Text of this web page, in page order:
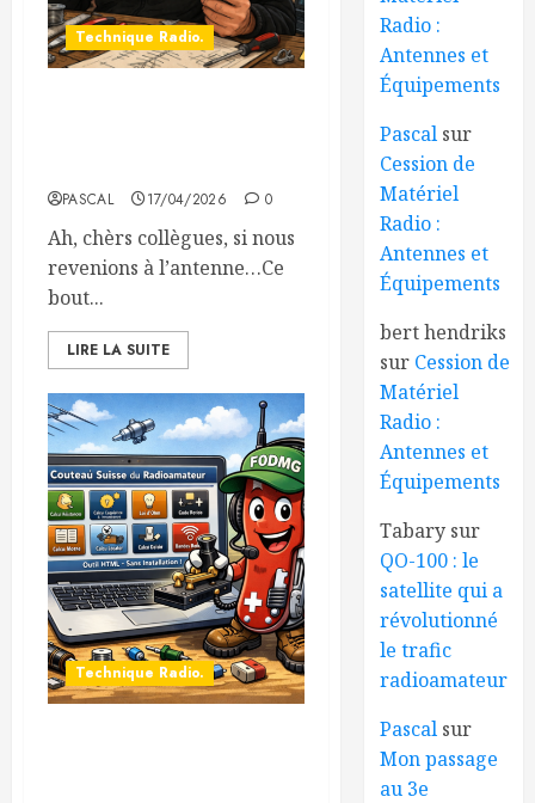
Technique Radio.
PASCAL 17/04/2026 0
Ah, chèrs collègues, si nous
revenions à l’antenne…Ce
bout...
LIRE LA SUITE
Technique Radio.
Radio :
Antennes et
Équipements
Pascal sur
Cession de
Matériel
Radio :
Antennes et
Équipements
bert hendriks
sur Cession de
Matériel
Radio :
Antennes et
Équipements
Tabary sur
QO-100 : le
satellite qui a
révolutionné
le trafic
radioamateur
Pascal sur
Mon passage
au 3e